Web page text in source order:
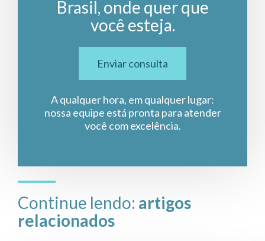
Brasil, onde quer que
você esteja.
Enviar consulta
A qualquer hora, em qualquer lugar:
nossa equipe está pronta para atender
você com excelência.
Continue lendo: artigos
relacionados